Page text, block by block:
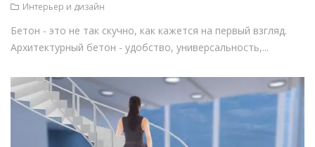
Интерьер и дизайн
Бетон - это не так скучно, как кажется на первый взгляд.
Архитектурный бетон - удобство, универсальность,...